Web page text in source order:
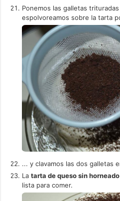
Ponemos las galletas
espolvoreamos sobre la tarta
... y clavamos las dos galletas
Latarta de queso sin
lista para comer.